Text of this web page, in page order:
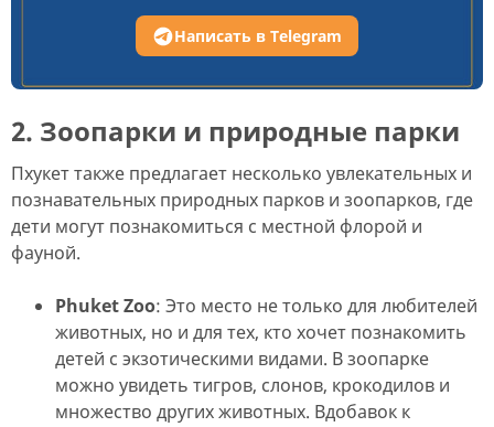
Написать в Telegram
2. Зоопарки и природные парки
Пхукет также предлагает несколько увлекательных и
познавательных природных парков и зоопарков, где
дети могут познакомиться с местной флорой и
фауной.
Phuket Zoo: Это место не только для любителей
животных, но и для тех, кто хочет познакомить
детей с экзотическими видами. В зоопарке
можно увидеть тигров, слонов, крокодилов и
множество других животных. Вдобавок к